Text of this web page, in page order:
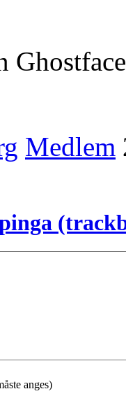
Medlem
anges)